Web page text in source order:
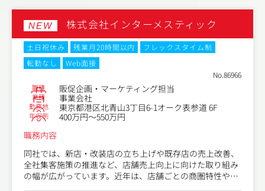
ン賞 /キッズデザイン賞 / JCDデザインアワード / 日本空間
デザイン賞 / 日本ファシリティマネジメント大賞 / 東京建
築賞 / 住宅建築賞 /まちなみ住宅100選 など
NEW 株式会社インターメスティック
土日祝休み 残業月20時間以内
フレックスタイム制
転勤なし
Web面接
No.86966
職種 販促企画・マーケティング担当
業種 事業会社
勤務地 東京都港区北青山3丁目6-1オーク表参道 6F
年収例
400万円～550万円
職務内容
同社では、新店・改装店の立ち上げや既存店の売上改善、
全社集客施策の推進など、店舗売上向上に向けた取り組み
の幅が広がっています。近年は、店舗ごとの商圏特性や競